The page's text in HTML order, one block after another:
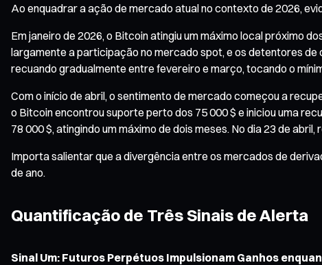
Ao enquadrar a ação de mercado atual no contexto de 2026,
Em janeiro de 2026, o Bitcoin atingiu um máximo local próximo
largamente a participação no mercado spot, e os detentores
recuando gradualmente entre fevereiro e março, tocando o
Com o início de abril, o sentimento de mercado começou a
o Bitcoin encontrou suporte perto dos 75 000 $ e iniciou uma
78 000 $, atingindo um máximo de dois meses. No dia 23 de
Importa salientar que a divergência entre os mercados de
de ano.
Quantificação de Três Sinais de Alerta
Sinal Um: Futuros Perpétuos Impulsionam Ganhos